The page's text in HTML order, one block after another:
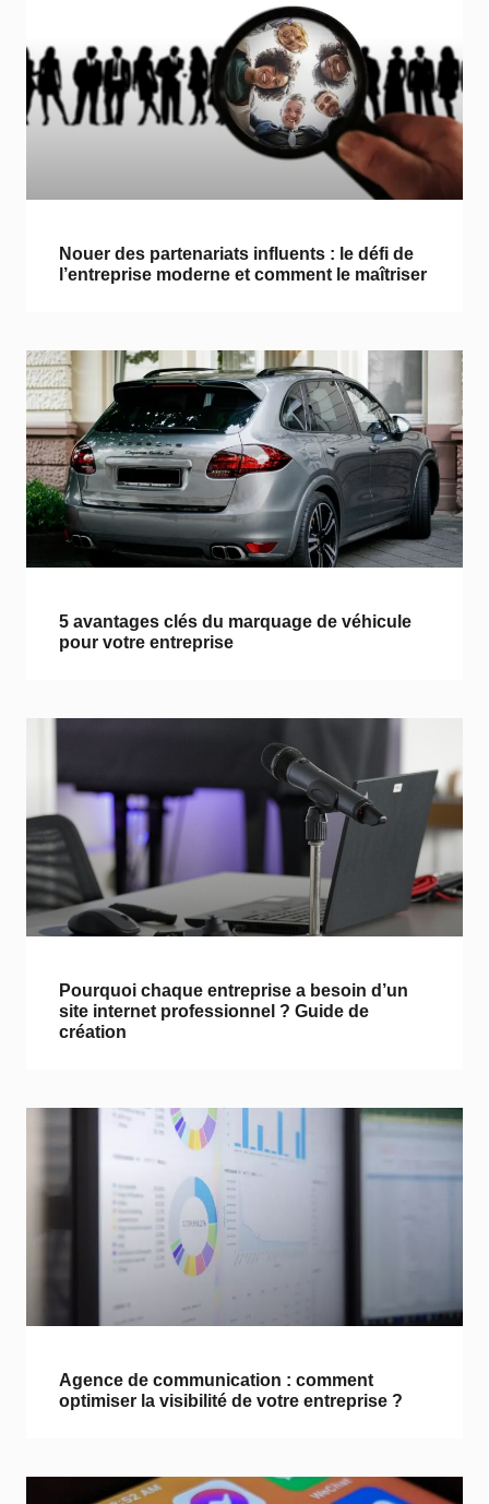
Nouer des partenariats influents : le défi de
l’entreprise moderne et comment le maîtriser
5 avantages clés du marquage de véhicule
pour votre entreprise
Pourquoi chaque entreprise a besoin d’un
site internet professionnel ? Guide de
création
Agence de communication : comment
optimiser la visibilité de votre entreprise ?